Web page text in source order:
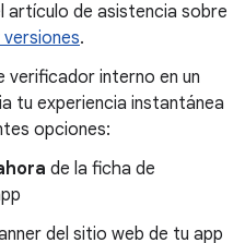
artículo de asistencia sobre
.
verificador interno en un
tu experiencia instantánea
opciones:
de la ficha de
del sitio web de tu app